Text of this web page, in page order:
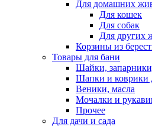
Для домашних
Для кошек
Для собак
Для других
Корзины из
Товары для бани
Шайки,
Шапки и коврики
Веники, масла
Мочалки и
Прочее
Для дачи и сада